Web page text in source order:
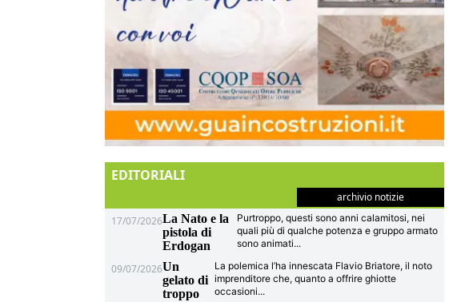
EDITORIALI
archivio notizie
17/07/2026La Nato e la
pistola di
Erdogan
Purtroppo, questi sono anni calamitosi, nei
quali più di qualche potenza e gruppo armato
sono animati...
09/07/2026Un
gelato di
troppo
La polemica l’ha innescata Flavio Briatore, il noto
imprenditore che, quanto a offrire ghiotte
occasioni...